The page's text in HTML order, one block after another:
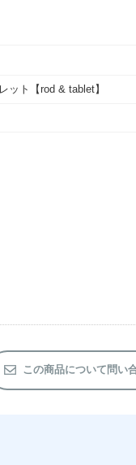
ット 【rod & tablet】
この商品について問い